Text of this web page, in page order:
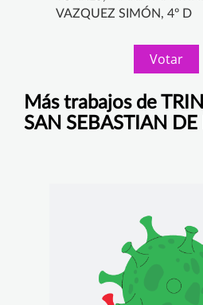
VAZQUEZ SIMÓN, 4º D
Votar
Más trabajos de
SAN SEBASTIAN DE